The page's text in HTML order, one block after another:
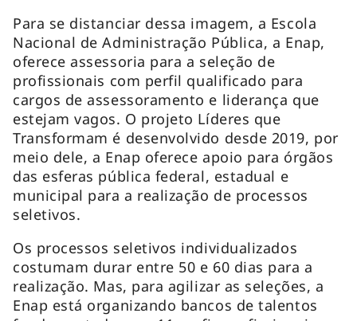
Para se distanciar dessa imagem, a Escola
Nacional de Administração Pública, a Enap,
oferece assessoria para a seleção de
profissionais com perfil qualificado para
cargos de assessoramento e liderança que
estejam vagos. O projeto Líderes que
Transformam é desenvolvido desde 2019, por
meio dele, a Enap oferece apoio para órgãos
das esferas pública federal, estadual e
municipal para a realização de processos
seletivos.
Os processos seletivos individualizados
costumam durar entre 50 e 60 dias para a
realização. Mas, para agilizar as seleções, a
Enap está organizando bancos de talentos